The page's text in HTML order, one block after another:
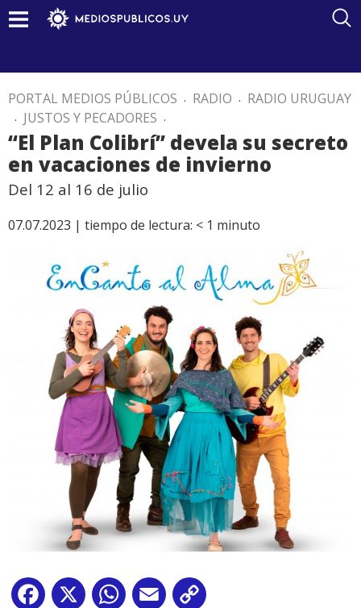
PORTAL MEDIOS PÚBLICOS . RADIO . RADIO URUGUAY
. JUSTOS Y PECADORES .
“El Plan Colibrí” devela su secreto
en vacaciones de invierno
Del 12 al 16 de julio
07.07.2023 | tiempo de lectura: < 1 minuto
Facebook
X WhatsApp
Email